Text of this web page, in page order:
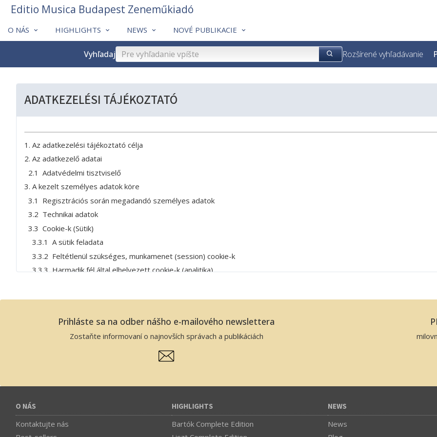
O NÁS HIGHLIGHTS NEWS NOVÉ PUBLIKACIE
Editio Musica Budapest Zeneműkiadó
Vyhľadaj Rozšírené vyhľadávanie
ADATKEZELÉSI TÁJÉKOZTATÓ
1. Az adatkezelési tájékoztató célja
2. Az adatkezelő adatai
2.1 Adatvédelmi tisztviselő
3. A kezelt személyes adatok köre
3.1 Regisztrációs során megadandó személyes adatok
3.2 Technikai adatok
3.3 Cookie-k (Sütik)
3.3.1 A sütik feladata
3.3.2 Feltétlenül szükséges, munkamenet (session) cookie-k
3.3.3 Harmadik fél által elhelyezett cookie-k (analitika)
3.5 Online ügyintézéshez kapcsolódó adatok
4. A kezelt adatok tervezett felhasználása és megőrzési ideje
5. Az adatkezelés célja, módja és jogalapja
8.1 Tájékoztatáshoz való jog
8.2 Az érintett hozzáféréshez való joga
Prihláste sa na odber nášho e-mailového newslettera
Zostaňte informovaní o najnovších správach a publikáciách
O NÁS
Kontaktujte nás
HIGHLIGHTS
Bartók Complete Edition
NEWS
News